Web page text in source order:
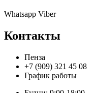
Whatsapp Viber
Контакты
Пенза
+7 (909) 321 45 08
График работы